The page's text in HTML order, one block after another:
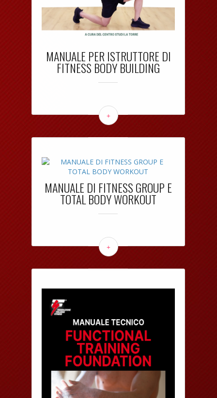
MANUALE PER ISTRUTTORE DI
FITNESS BODY BUILDING
+
MANUALE DI FITNESS GROUP E
TOTAL BODY WORKOUT
+